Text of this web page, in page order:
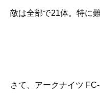
敵は全部で21体。特に
さて、アークナイツ